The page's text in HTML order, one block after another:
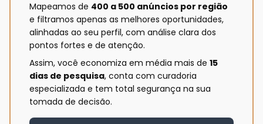
Mapeamos de 400 a 500 anúncios por região
e filtramos apenas as melhores oportunidades,
alinhadas ao seu perfil, com análise clara dos
pontos fortes e de atenção.
Assim, você economiza em média mais de 15
dias de pesquisa, conta com curadoria
especializada e tem total segurança na sua
tomada de decisão.